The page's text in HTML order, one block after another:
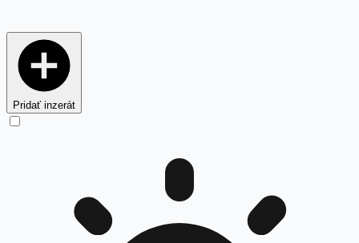
Pridať inzerát